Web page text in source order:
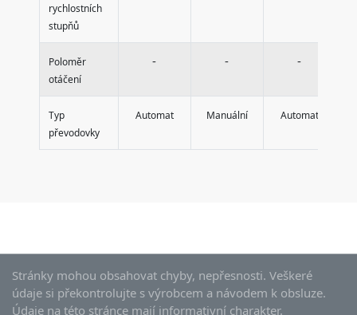
rychlostních
stupňů
Poloměr
otáčení
- - -
Typ
převodovky
Automat Manuální Automat
Stránky mohou obsahovat chyby, nepřesnosti. Veškeré
údaje si překontrolujte s výrobcem a návodem k obsluze.
Údaje na této stránce mají informativní charakter.